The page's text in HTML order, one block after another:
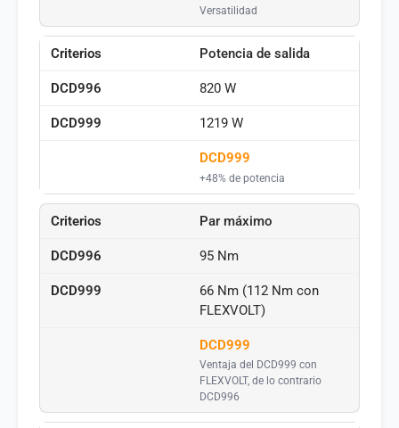
Versatilidad
Potencia de salida
820 W
1219 W
DCD999
+48% de potencia
Par máximo
95 Nm
66 Nm (112 Nm con
FLEXVOLT)
DCD999
Ventaja del DCD999 con
FLEXVOLT, de lo contrario
DCD996